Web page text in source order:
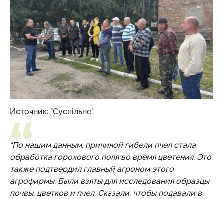
Источник: "Суспільне"
"По нашим данным, причиной гибели пчел стала
обработка горохового поля во время цветения. Это
также подтвердил главный агроном этого
агрофирмы. Были взяты для исследования образцы
почвы, цветков и пчел. Сказали, чтобы подавали в